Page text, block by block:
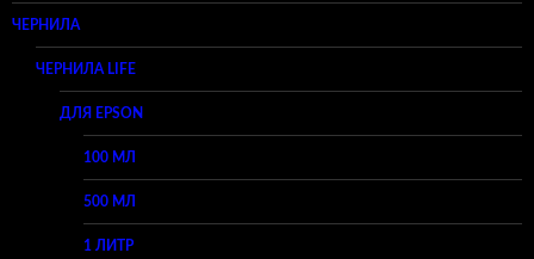
ЧЕРНИЛА
ЧЕРНИЛА LIFE
ДЛЯ EPSON
100 МЛ
500 МЛ
1 ЛИТР